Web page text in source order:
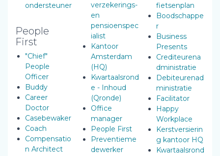
ondersteuner
People
First
"Chief"
People
Officer
Buddy
Career
Doctor
Casebewaker
Coach
Compensatio
n Architect
verzekerings-
en
pensioenspec
ialist
Kantoor
Amsterdam
(HQ)
Kwartaalsrond
e - Inhoud
(Qronde)
Office
manager
People First
Preventieme
dewerker
fietsenplan
Boodschappe
r
Business
Presents
Crediteurena
dministratie
Debiteurenad
ministratie
Facilitator
Happy
Workplace
Kerstversierin
g kantoor HQ
Kwartaalsrond